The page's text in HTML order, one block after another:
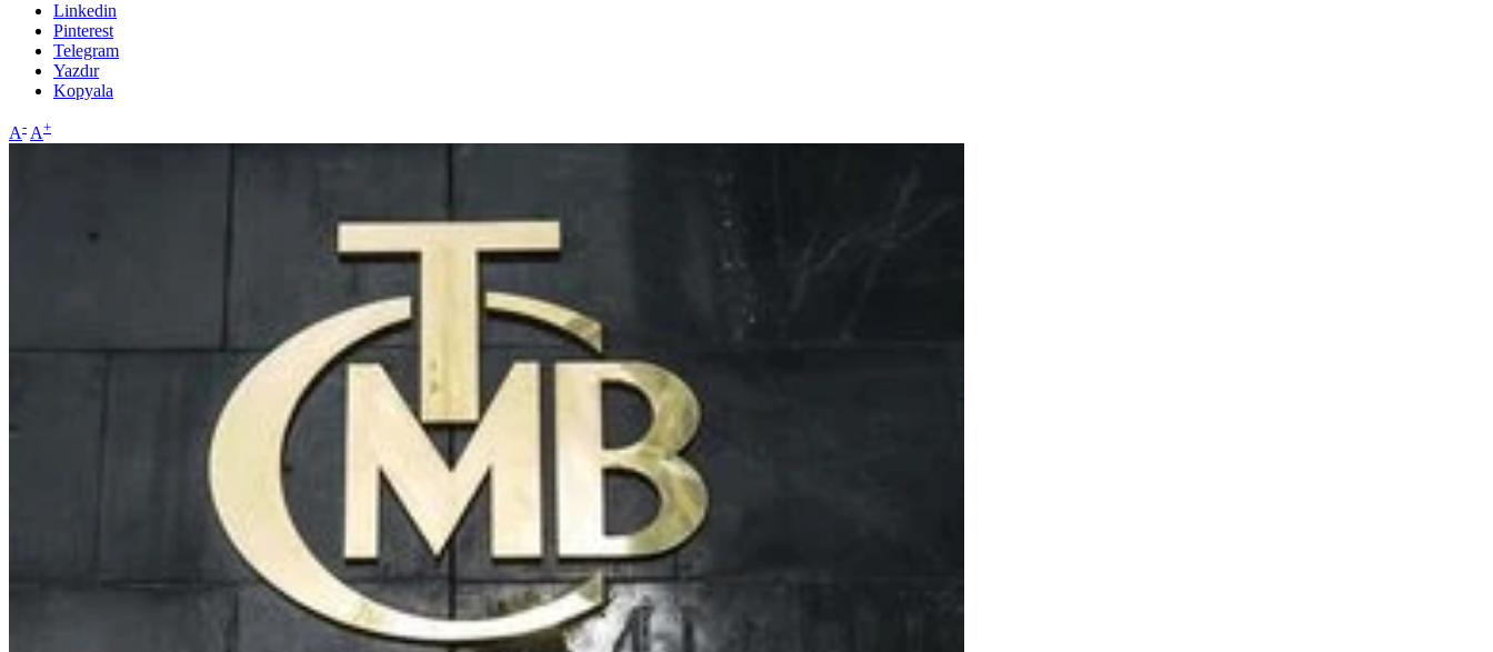
Linkedin
Pinterest
Telegram
Yazdır
Kopyala
A- A+